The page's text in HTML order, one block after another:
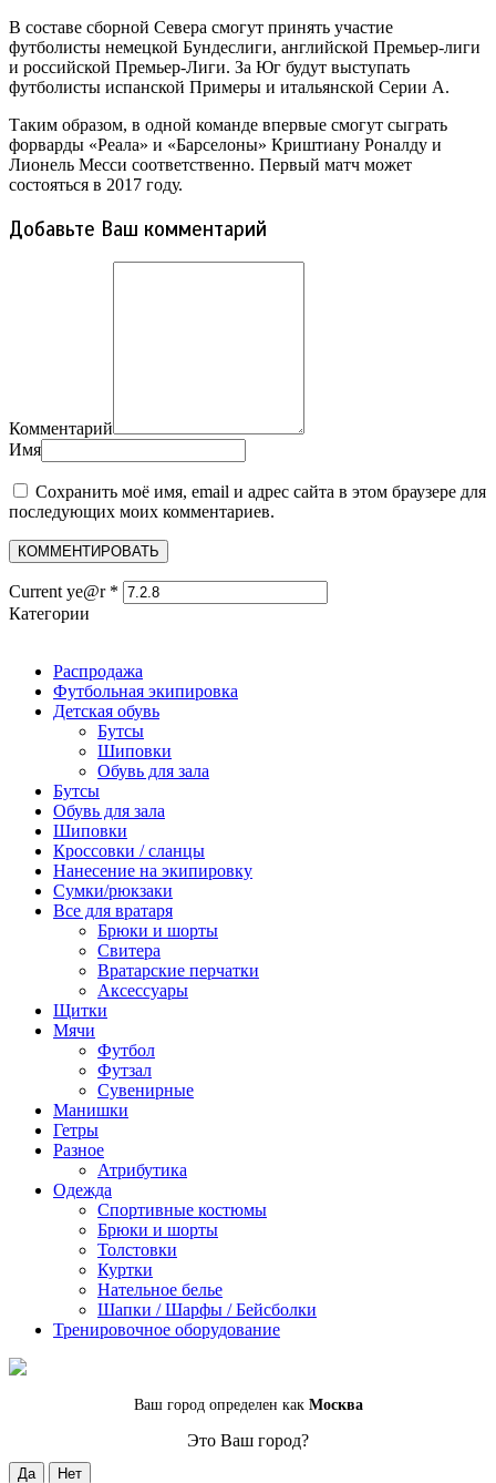
В составе сборной Севера смогут принять участие
футболисты немецкой Бундеслиги, английской Премьер-лиги
и российской Премьер-Лиги. За Юг будут выступать
футболисты испанской Примеры и итальянской Серии А.
Таким образом, в одной команде впервые смогут сыграть
форварды «Реала» и «Барселоны» Криштиану Роналду и
Лионель Месси соответственно. Первый матч может
состояться в 2017 году.
Добавьте Ваш комментарий
Комментарий
Имя
Сохранить моё имя, email и адрес сайта в этом браузере для
последующих моих комментариев.
Current ye@r *
Категории
Распродажа
Футбольная экипировка
Детская обувь
Бутсы
Шиповки
Обувь для зала
Бутсы
Обувь для зала
Шиповки
Кроссовки / сланцы
Нанесение на экипировку
Сумки/рюкзаки
Все для вратаря
Брюки и шорты
Cвитера
Вратарские перчатки
Аксессуары
Щитки
Мячи
Футбол
Футзал
Сувенирные
Манишки
Гетры
Разное
Атрибутика
Одежда
Спортивные костюмы
Брюки и шорты
Толстовки
Куртки
Нательное белье
Шапки / Шарфы / Бейсболки
Тренировочное оборудование
Ваш город определен как Москва
Это Ваш город?
Да Нет